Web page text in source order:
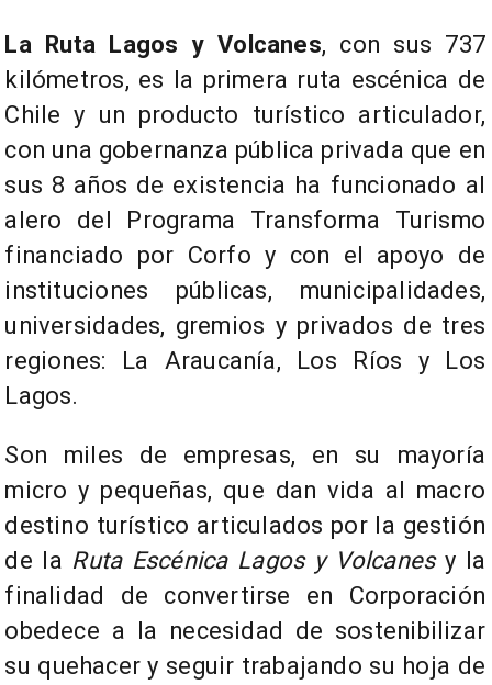
La Ruta Lagos y Volcanes, con sus 737
kilómetros, es la primera ruta escénica de
Chile y un producto turístico articulador,
con una gobernanza pública privada que en
sus 8 años de existencia ha funcionado al
alero del Programa Transforma Turismo
financiado por Corfo y con el apoyo de
instituciones públicas, municipalidades,
universidades, gremios y privados de tres
regiones: La Araucanía, Los Ríos y Los
Lagos.
Son miles de empresas, en su mayoría
micro y pequeñas, que dan vida al macro
destino turístico articulados por la gestión
de la Ruta Escénica Lagos y Volcanesy la
finalidad de convertirse en Corporación
obedece a la necesidad de sostenibilizar
su quehacer y seguir trabajando su hoja de